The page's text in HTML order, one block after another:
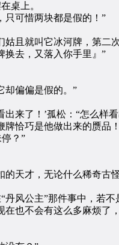
桌上。
可惜两块都是假的！”
就叫它冰河牌，第二
去，又落入你手里』”
偏偏是假的。”
来了！’孤松：“怎么样看
恰巧是他做出来的赝品！
？”
天才，无论什么稀奇古
公主”那件事中，若不
不会有这么多麻烦了